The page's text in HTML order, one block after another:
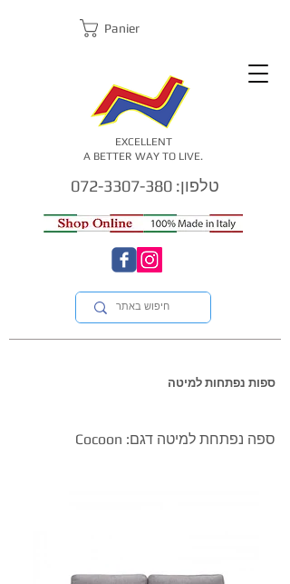
טלפון: 072-3307-380
Panier
EXCELLENT
A BETTER WAY TO LIVE.
ספות נפתחות למיטה
ספה נפתחת למיטה דגם: Cocoon